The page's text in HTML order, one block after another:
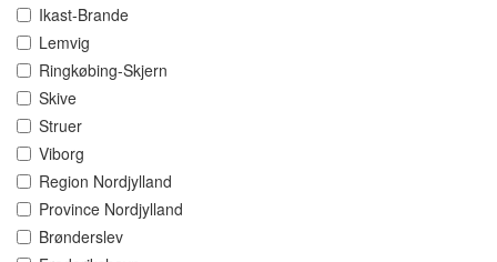
Ikast-Brande
Lemvig
Ringkøbing-Skjern
Skive
Struer
Viborg
Region Nordjylland
Province Nordjylland
Brønderslev